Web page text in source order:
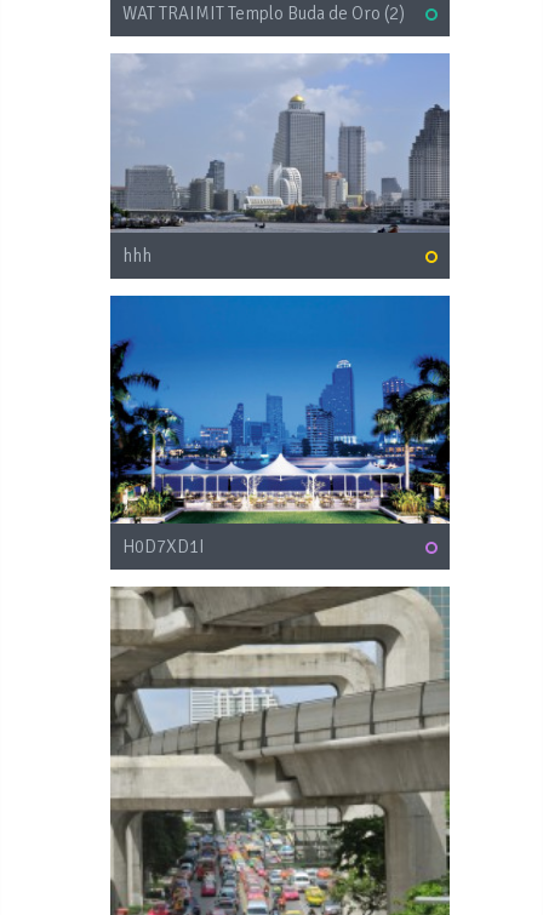
WAT TRAIMIT Templo Buda de Oro (2)
hhh
H0D7XD1I